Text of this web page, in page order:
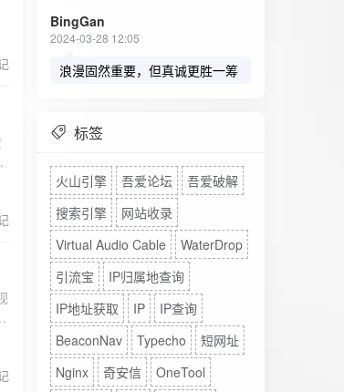
BingGan
2024-03-28 12:05
浪漫固然重要，但真诚更胜一筹
标签
火山引擎 吾爱论坛
吾爱破解
搜索引擎
网站收录
Virtual Audio Cable
WaterDrop
引流宝
IP归属地查询
IP地址获取
IP
IP查询
BeaconNav
Typecho
短网址
Nginx
奇安信
OneTool